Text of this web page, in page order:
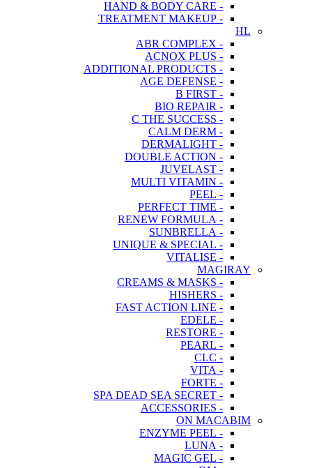
- HAND & BODY CARE
- TREATMENT MAKEUP
HL
- ABR COMPLEX
- ACNOX PLUS
- ADDITIONAL PRODUCTS
- AGE DEFENSE
- B FIRST
- BIO REPAIR
- C THE SUCCESS
- CALM DERM
- DERMALIGHT
- DOUBLE ACTION
- JUVELAST
- MULTI VITAMIN
- PEEL
- PERFECT TIME
- RENEW FORMULA
- SUNBRELLA
- UNIQUE & SPECIAL
- VITALISE
MAGIRAY
- CREAMS & MASKS
- HISHERS
- FAST ACTION LINE
- EDELE
- RESTORE
- PEARL
- CLC
- VITA
- FORTE
- SPA DEAD SEA SECRET
- ACCESSORIES
ON MACABIM
- ENZYME PEEL
- LUNA
- MAGIC GEL